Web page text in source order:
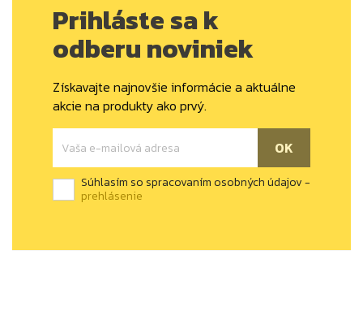
Prihláste sa k
odberu noviniek
Získavajte najnovšie informácie a aktuálne
akcie na produkty ako prvý.
Súhlasím so spracovaním osobných údajov -
prehlásenie